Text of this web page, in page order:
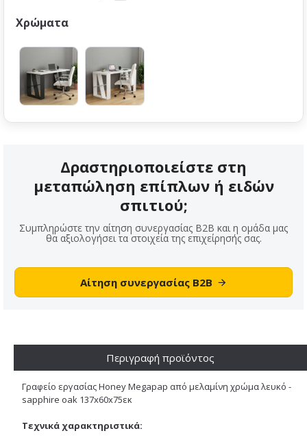
Χρώματα
Δραστηριοποιείστε στη
μεταπώληση επίπλων ή ειδών
σπιτιού;
Συμπληρώστε την αίτηση συνεργασίας B2B και η ομάδα μας
θα αξιολογήσει τα στοιχεία της επιχείρησής σας.
Αίτηση συνεργασίας B2B
Περιγραφή προϊόντος
Γραφείο εργασίας Honey Megapap από μελαμίνη χρώμα λευκό -
sapphire oak 137x60x75εκ
Τεχνικά χαρακτηριστικά: